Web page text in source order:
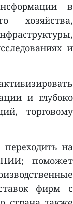
в
хозяйства,
и
и глубоко
торговому
на
ПИИ; поможет
фирм с